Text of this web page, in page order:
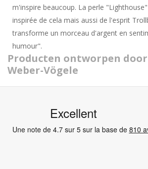
m'inspire beaucoup. La perle
inspirée de cela mais aussi de l'esprit
transforme un morceau d'argent en
humour".
Producten ontworpen
Weber-Vögele